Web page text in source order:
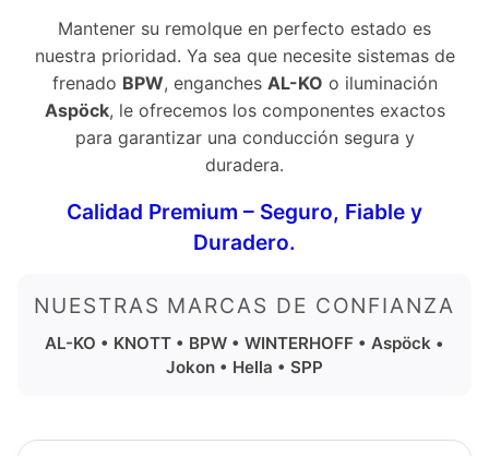
Mantener su remolque en perfecto estado es
nuestra prioridad. Ya sea que necesite sistemas de
frenado BPW, enganches AL-KO o iluminación
Aspöck, le ofrecemos los componentes exactos
para garantizar una conducción segura y
duradera.
Calidad Premium – Seguro, Fiable y
Duradero.
NUESTRAS MARCAS DE CONFIANZA
AL-KO • KNOTT • BPW • WINTERHOFF • Aspöck •
Jokon • Hella • SPP